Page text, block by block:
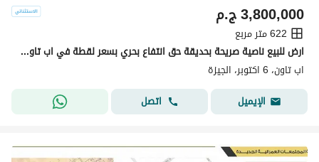
ج.م3,800,000
622 متر مربع
ارض للبيع ناصية صريحة بحديقة حق انتفاع بحري بسعر لقطة في اب تاون اكتوبر قرب المونوريل
اب تاون، 6 اكتوبر، الجيزة
الإيميل
اتصل